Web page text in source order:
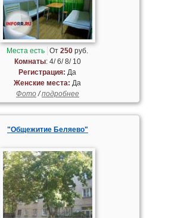
Места есть От250 руб.
Комнаты: 4/ 6/ 8/ 10
Регистрация: Да
Женские места: Да
Фото/подробнее
"Общежитие Беляево"